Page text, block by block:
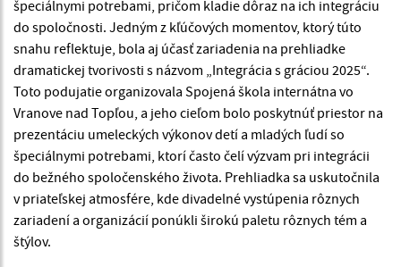
špeciálnymi potrebami, pričom kladie dôraz na ich integráciu
do spoločnosti. Jedným z kľúčových momentov, ktorý túto
snahu reflektuje, bola aj účasť zariadenia na prehliadke
dramatickej tvorivosti s názvom „Integrácia s gráciou 2025“.
Toto podujatie organizovala Spojená škola internátna vo
Vranove nad Topľou, a jeho cieľom bolo poskytnúť priestor na
prezentáciu umeleckých výkonov detí a mladých ľudí so
špeciálnymi potrebami, ktorí často čelí výzvam pri integrácii
do bežného spoločenského života. Prehliadka sa uskutočnila
v priateľskej atmosfére, kde divadelné vystúpenia rôznych
zariadení a organizácií ponúkli širokú paletu rôznych tém a
štýlov.